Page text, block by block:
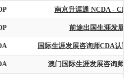
南京升涯通 NCDA -
前途出国生涯发展
国际生涯发展咨询师CDA认
澳门国际生涯发展咨询师